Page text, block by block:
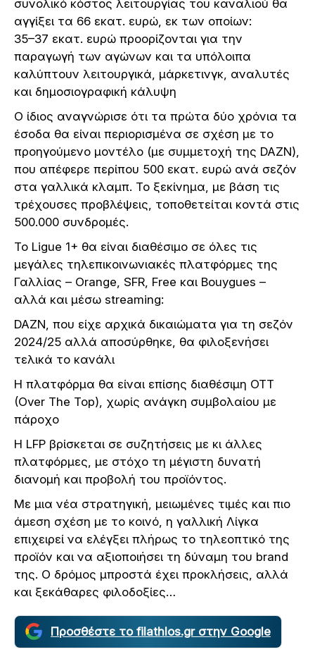
συνολικό κόστος λειτουργίας του καναλιού θα
αγγίξει τα 66 εκατ. ευρώ, εκ των οποίων:
35–37 εκατ. ευρώ προορίζονται για την
παραγωγή των αγώνων και τα υπόλοιπα
καλύπτουν λειτουργικά, μάρκετινγκ, αναλυτές
και δημοσιογραφική κάλυψη
Ο ίδιος αναγνώρισε ότι τα πρώτα δύο χρόνια τα
έσοδα θα είναι περιορισμένα σε σχέση με το
προηγούμενο μοντέλο (με συμμετοχή της DAZN),
που απέφερε περίπου 500 εκατ. ευρώ ανά σεζόν
στα γαλλικά κλαμπ. Το ξεκίνημα, με βάση τις
τρέχουσες προβλέψεις, τοποθετείται κοντά στις
500.000 συνδρομές.
Το Ligue 1+ θα είναι διαθέσιμο σε όλες τις
μεγάλες τηλεπικοινωνιακές πλατφόρμες της
Γαλλίας – Orange, SFR, Free και Bouygues –
αλλά και μέσω streaming:
DAZN, που είχε αρχικά δικαιώματα για τη σεζόν
2024/25 αλλά αποσύρθηκε, θα φιλοξενήσει
τελικά το κανάλι
Η πλατφόρμα θα είναι επίσης διαθέσιμη OTT
(Over The Top), χωρίς ανάγκη συμβολαίου με
πάροχο
Η LFP βρίσκεται σε συζητήσεις με κι άλλες
πλατφόρμες, με στόχο τη μέγιστη δυνατή
διανομή και προβολή του προϊόντος.
Με μια νέα στρατηγική, μειωμένες τιμές και πιο
άμεση σχέση με το κοινό, η γαλλική Λίγκα
επιχειρεί να ελέγξει πλήρως το τηλεοπτικό της
προϊόν και να αξιοποιήσει τη δύναμη του brand
της. Ο δρόμος μπροστά έχει προκλήσεις, αλλά
και ξεκάθαρες φιλοδοξίες…
Προσθέστε το filathlos.gr στην Google